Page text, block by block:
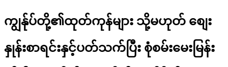
ကျွန်ုပ်တို့၏ထုတ်ကုန်များ သို့မဟုတ် စျေး
နှုန်းစာရင်းနှင့်ပတ်သက်ပြီး စုံစမ်းမေးမြန်း